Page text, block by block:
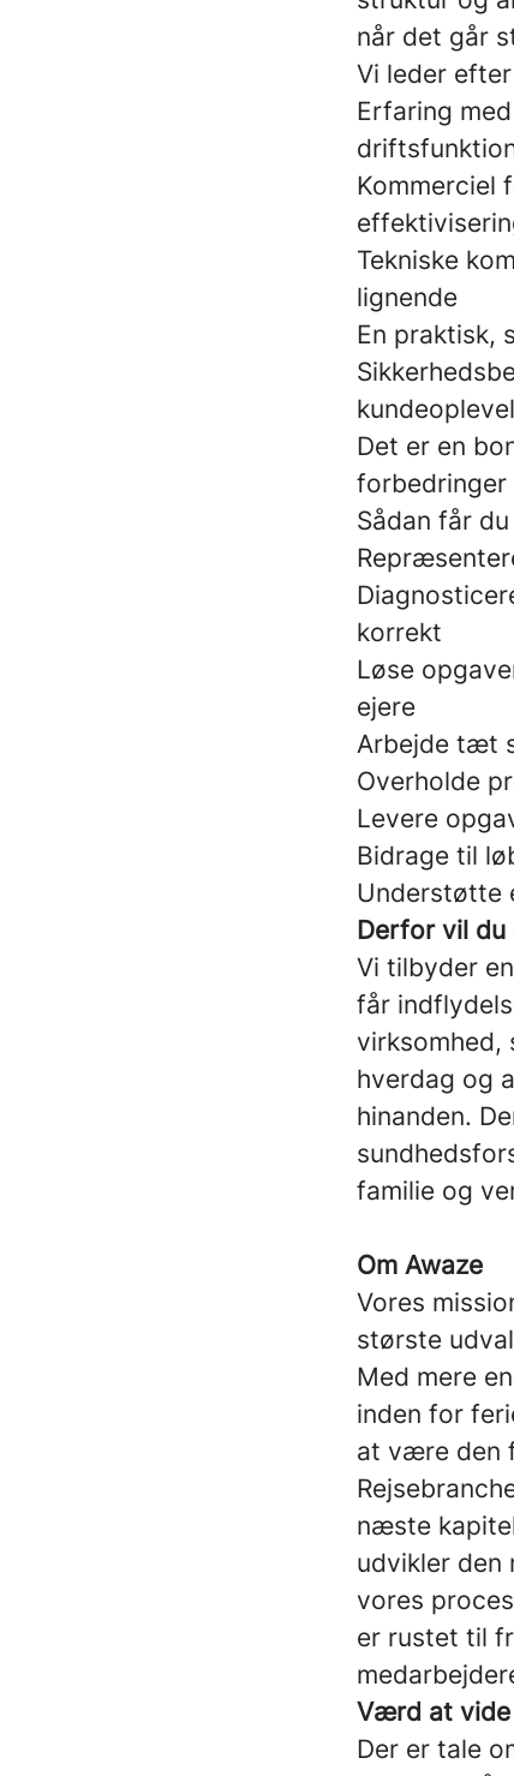
når det går
Vi leder
Erfaring
Kommerciel
Tekniske
lignende
En praktisk,
Det er en
forbedringer
Sådan får
korrekt
Løse
ejere
Arbejde tæt
Overholde
Levere
Bidrage til
Understøtte
Derfor vil du
Vi tilbyder
får
virksomhed,
hverdag og
hinanden.
familie og
Om Awaze
Vores
største
Med mere
inden for
at være den
næste
udvikler den
vores
er rustet til
Værd at vide
Der er tale